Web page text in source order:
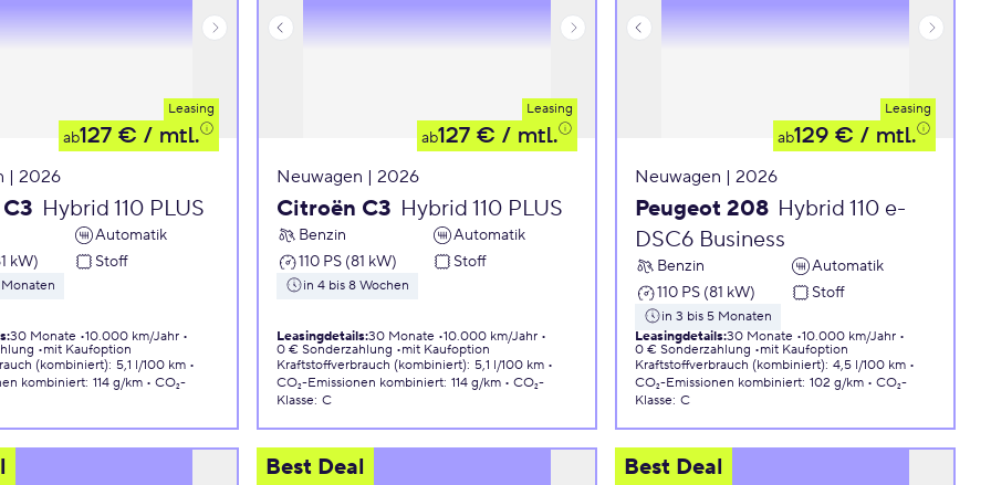
Leasing
ab127 € / mtl.
| 2026
Hybrid 110 PLUS
Automatik
kW)
Stoff
:30 Monate 10.000 km/Jahr
mit Kaufoption
(kombiniert): 5,1 l/100 km
kombiniert: 114 g/km
CO₂-
Leasing
ab127 € / mtl.
Neuwagen | 2026
Citroën C3 Hybrid 110 PLUS
Benzin
Automatik
110 PS (81 kW)
Stoff
in 4 bis 8 Wochen
Leasingdetails:30 Monate 10.000 km/Jahr
0 € Sonderzahlung
mit Kaufoption
Kraftstoffverbrauch (kombiniert): 5,1 l/100 km
CO₂-Emissionen kombiniert: 114 g/km
CO₂-
Klasse: C
Leasing
ab129 € / mtl.
Neuwagen | 2026
Peugeot 208 Hybrid 110 e-
DSC6 Business
Benzin
Automatik
110 PS (81 kW)
Stoff
in 3 bis 5 Monaten
Leasingdetails:30 Monate 10.000 km/Jahr
0 € Sonderzahlung
mit Kaufoption
Kraftstoffverbrauch (kombiniert): 4,5 l/100 km
CO₂-Emissionen kombiniert: 102 g/km
CO₂-
Klasse: C
Best Deal Best Deal